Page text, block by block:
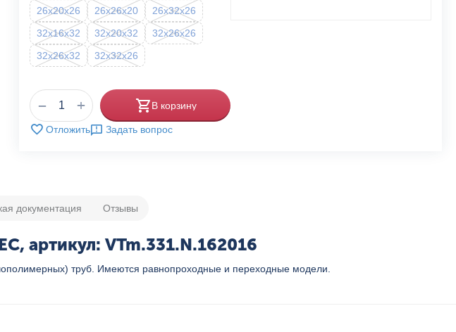
26x20x26
26x26x20
26x32x26
32x16x32
32x20x32
32x26x26
32x26x32
32x32x26
+
− В корзину
Отложить Задать вопрос
документация Отзывы
артикул: VTm.331.N.162016
труб. Имеются равнопроходные и переходные модели.